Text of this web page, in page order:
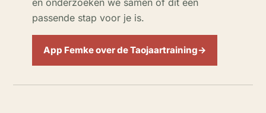
en onderzoeken we samen of dit een
passende stap voor je is.
App Femke over de Taojaartraining→
(opent in een nieuw tabblad)